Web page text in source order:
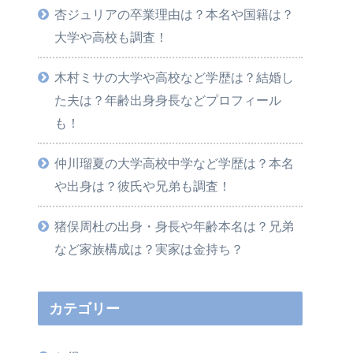
杏ジュリアの卒業理由は？本名や国籍は？
大学や高校も調査！
木村ミサの大学や高校など学歴は？結婚し
た夫は？年齢出身身長などプロフィール
も！
仲川瑠夏の大学高校中学など学歴は？本名
や出身は？彼氏や兄弟も調査！
猪俣周杜の出身・身長や年齢本名は？兄弟
など家族構成は？実家は金持ち？
カテゴリー